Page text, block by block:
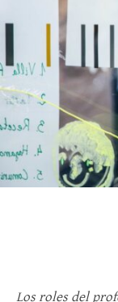
Los roles del